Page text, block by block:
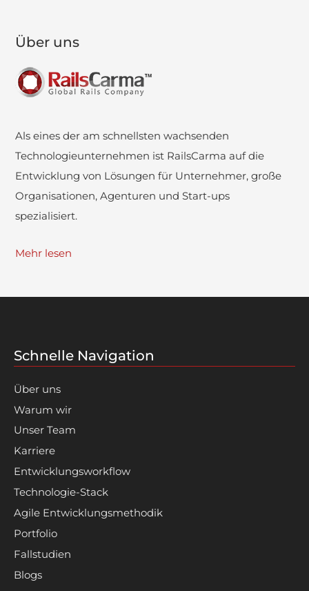
Über uns
Als eines der am schnellsten wachsenden
Technologieunternehmen ist RailsCarma auf die
Entwicklung von Lösungen für Unternehmer, große
Organisationen, Agenturen und Start-ups
spezialisiert.
Mehr lesen
Schnelle Navigation
Über uns
Warum wir
Unser Team
Karriere
Entwicklungsworkflow
Technologie-Stack
Agile Entwicklungsmethodik
Portfolio
Fallstudien
Blogs